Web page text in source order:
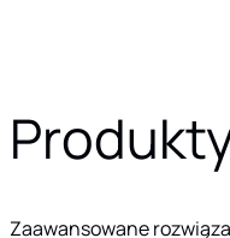
Zaawansowane